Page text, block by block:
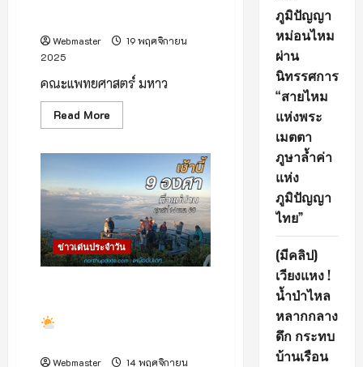
จาก
ภาพยนต์
ว่า..ราวี”
Webmaster
19 พฤศจิกายน
2025
คณะแพทยศาสตร์ มหาว
Read More
more
ความ
สำเร็จ
ครั้ง
ประวัติศาสตร์
ของ
วงการ
แพทย์
ไทย!
ข่าวเด่นประจำวัน
Webmaster
14 พฤศจิกายน
ภูมิปัญญา
หม่อนไหม
ผ่าน
นิทรรศการ
“สายไหม
แห่งพระ
เมตตา
ภูษาล้ำค่า
แห่ง
ภูมิปัญญา
ไทย”
(มีคลิป)
เวียงแหง !
น้ำป่าไหล
หลากกลาง
ดึก กระทบ
บ้านเรือน